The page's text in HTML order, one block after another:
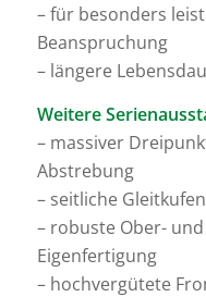
– für besonders
Beanspruchung
– längere
Weitere
– massiver
Abstrebung
– seitliche
– robuste Ober-
Eigenfertigung
– hochvergütete